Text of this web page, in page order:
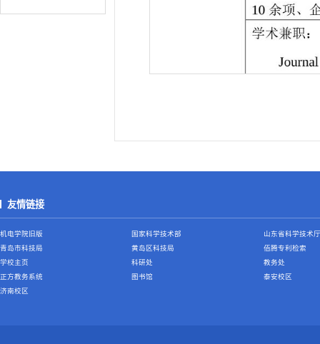
友情链接
机电学院旧版 国家科学技术部
山东省科学技术厅
青岛市科技局
黄岛区科技局
佰腾专利检索
学校主页
科研处
教务处
正方教务系统
图书馆
泰安校区
济南校区